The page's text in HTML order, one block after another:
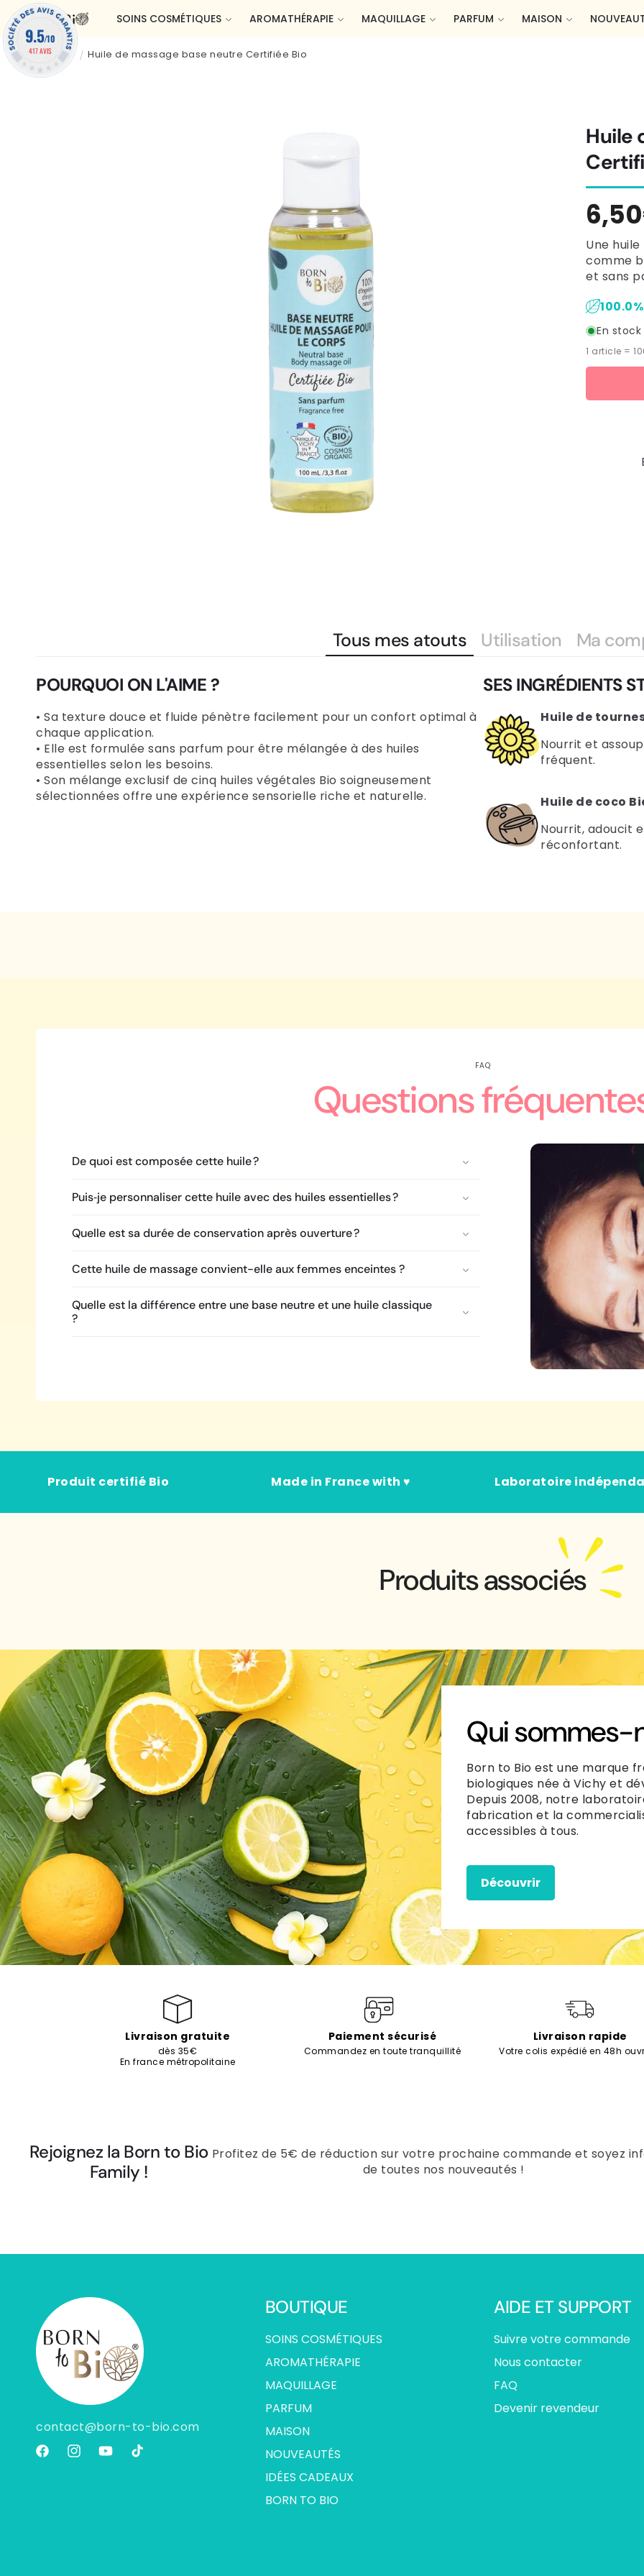
et passer
au
contenu
SOINS COSMÉTIQUES AROMATHÉRAPIE MAQUILLAGE PARFUM MAISON
Accueil Huile de massage base neutre Certifiée Bio
Huile
Prix
Une
comme
et sans
100.0
En stock
1 article =
paiement
Tous mes atouts Utilisation Ma
POURQUOI ON L'AIME ?
• Sa texture douce et fluide pénètre facilement pour un confort optimal à
chaque application.
• Elle est formulée sans parfum pour être mélangée à des huiles
essentielles selon les besoins.
• Son mélange exclusif de cinq huiles végétales Bio soigneusement
sélectionnées offre une expérience sensorielle riche et naturelle.
SES INGRÉDIENTS
Huile de
Nourrit et
fréquent.
Huile de coco
Nourrit, adoucit
réconfortant.
FAQ
Questions
De quoi est composée cette huile ?
Puis‑je personnaliser cette huile avec des huiles essentielles ?
Quelle est sa durée de conservation après ouverture ?
Cette huile de massage convient-elle aux femmes enceintes ?
Quelle est la différence entre une base neutre et une huile classique
?
Produit certifié Bio Made in France with ♥ Laboratoire
Produits associés
Qui sommes-
Born to Bio est une marque
biologiques née à Vichy et
Depuis 2008, notre
fabrication et la
accessibles à tous.
Découvrir
Livraison gratuite
dès 35€
En france métropolitaine
Paiement sécurisé
Commandez en toute tranquillité
Livraison rapide
Votre colis expédié en 48h
Rejoignez la Born to Bio
Family !
Profitez de 5€ de réduction sur votre prochaine commande et soyez
de toutes nos nouveautés !
contact@born-to-bio.com
FacebookInstagramYouTubeTikTok
BOUTIQUE
SOINS COSMÉTIQUES
AROMATHÉRAPIE
MAQUILLAGE
PARFUM
MAISON
NOUVEAUTÉS
IDÉES CADEAUX
BORN TO BIO
AIDE ET SUPPORT
Suivre votre commande
Nous contacter
FAQ
Devenir revendeur
9.5/10
417 AVIS